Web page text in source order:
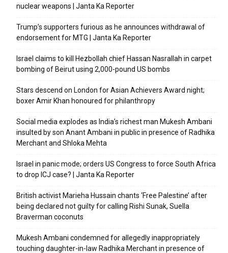
nuclear weapons | Janta Ka Reporter
Trump’s supporters furious as he announces withdrawal of
endorsement for MTG | Janta Ka Reporter
Israel claims to kill Hezbollah chief Hassan Nasrallah in carpet
bombing of Beirut using 2,000-pound US bombs
Stars descend on London for Asian Achievers Award night;
boxer Amir Khan honoured for philanthropy
Social media explodes as India’s richest man Mukesh Ambani
insulted by son Anant Ambani in public in presence of Radhika
Merchant and Shloka Mehta
Israel in panic mode; orders US Congress to force South Africa
to drop ICJ case? | Janta Ka Reporter
British activist Marieha Hussain chants ‘Free Palestine’ after
being declared not guilty for calling Rishi Sunak, Suella
Braverman coconuts
Mukesh Ambani condemned for allegedly inappropriately
touching daughter-in-law Radhika Merchant in presence of